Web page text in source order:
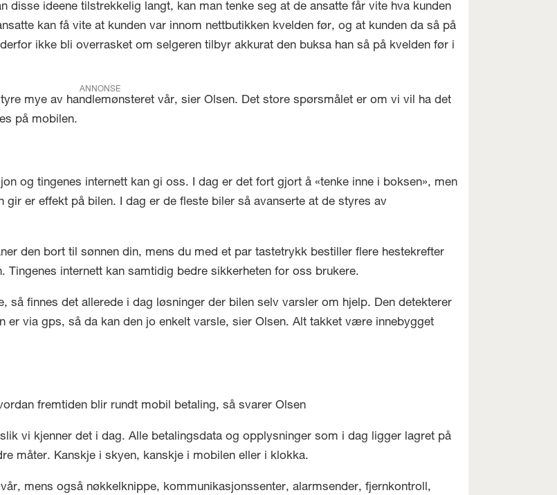
disse ideene tilstrekkelig langt, kan man tenke seg at de ansatte får vite hva kunden
kan få vite at kunden var innom nettbutikken kvelden før, og at kunden da så på
ikke bli overrasket om selgeren tilbyr akkurat den buksa han så på kvelden før i
ANNONSE
mye av handlemønsteret vår, sier Olsen. Det store spørsmålet er om vi vil ha det
på mobilen.
og tingenes internett kan gi oss. I dag er det fort gjort å «tenke inne i boksen», men
er effekt på bilen. I dag er de fleste biler så avanserte at de styres av
den bort til sønnen din, mens du med et par tastetrykk bestiller flere hestekrefter
internett kan samtidig bedre sikkerheten for oss brukere.
så finnes det allerede i dag løsninger der bilen selv varsler om hjelp. Den detekterer
er via gps, så da kan den jo enkelt varsle, sier Olsen. Alt takket være innebygget
fremtiden blir rundt mobil betaling, så svarer Olsen
vi kjenner det i dag. Alle betalingsdata og opplysninger som i dag ligger lagret på
måter. Kanskje i skyen, kanskje i mobilen eller i klokka.
mens også nøkkelknippe, kommunikasjonssenter, alarmsender, fjernkontroll,